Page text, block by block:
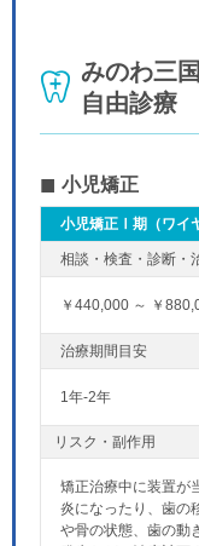
みのわ三
自由診療
小児矯正
小児矯正Ⅰ期（ワイ
￥440,000 ～ ￥
1年-2年
リスク・副作用
矯正治療中に装置が
炎になったり、歯の
や骨の状態、歯の動